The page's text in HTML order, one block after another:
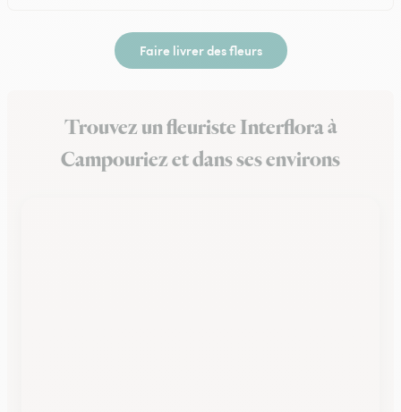
Faire livrer des fleurs
Trouvez un fleuriste Interflora à
Campouriez et dans ses environs